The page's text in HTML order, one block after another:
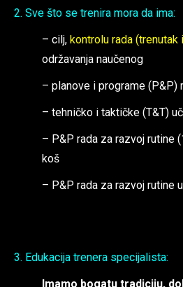
2. Sve što se trenira mora da ima:
– cilj, kontrolu rada (trenutak
održavanja naučenog
– planove i programe (P&P)
– tehničko i taktičke (T&T)
– P&P rada za razvoj rutine
koš
– P&P rada za razvoj rutine
3. Edukacija trenera specijalista:
Imamo bogatu tradiciju,